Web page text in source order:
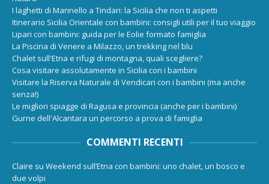
I laghetti di Marinello a Tindari: la Sicilia che non ti aspetti
Itinerario Sicilia Orientale con bambini: consigli utili per il tuo viaggio
Lipari con bambini: guida per le Eolie formato famiglia
La Piscina di Venere a Milazzo, un trekking nel blu
Chalet sull'Etna e rifugi di montagna, quali scegliere?
Cosa visitare assolutamente in Sicilia con i bambini
Visitare la Riserva Naturale di Vendicari con i bambini (ma anche
senza!)
Le migliori spiagge di Ragusa e provincia (anche per i bambini)
Gurne dell'Alcantara un percorso a prova di famiglia
COMMENTI RECENTI
Claire su Weekend sull’Etna con bambini: uno chalet, un bosco e
due volpi